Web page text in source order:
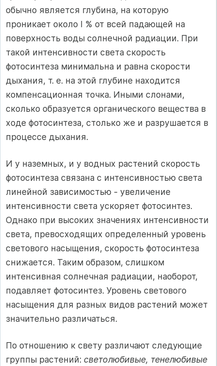
обычно является глубина, на которую
проникает около I % от всей падающей на
поверхность воды солнечной радиации. При
такой интенсивности света скорость
фотосинтеза минимальна и равна скорости
дыхания, т. е. на этой глубине находится
компенсационная точка. Иными слонами,
сколько образуется органического вещества в
ходе фотосинтеза, столько же и разрушается в
процессе дыхания.
И у наземных, и у водных растений скорость
фотосинтеза связана с интенсивностью света
линейной зависимостью - увеличение
интенсивности света ускоряет фотосинтез.
Однако при высоких значениях интенсивности
света, превосходящих определенный уровень
светового насыщения, скорость фотосинтеза
снижается. Таким образом, слишком
интенсивная солнечная радиации, наоборот,
подавляет фотосинтез. Уровень светового
насыщения для разных видов растений может
значительно различаться.
По отношению к свету различают следующие
группы растений: светолюбивые, тенелюбивые